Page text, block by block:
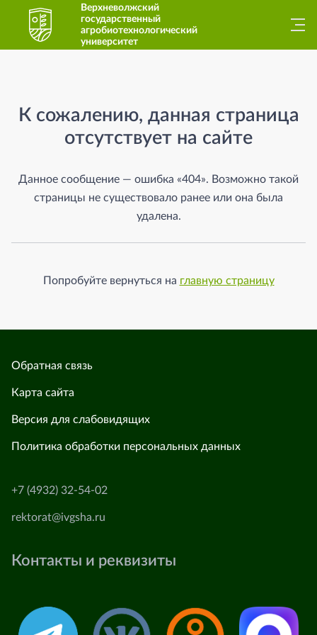
Верхневолжский
государственный
агробиотехнологический
университет
К сожалению, данная страница
отсутствует на сайте
Данное сообщение — ошибка «404». Возможно такой
страницы не существовало ранее или она была
удалена.
Попробуйте вернуться на главную страницу
Обратная связь
Карта сайта
Версия для слабовидящих
Политика обработки персональных данных
+7 (4932) 32-54-02
rektorat@ivgsha.ru
Контакты и реквизиты